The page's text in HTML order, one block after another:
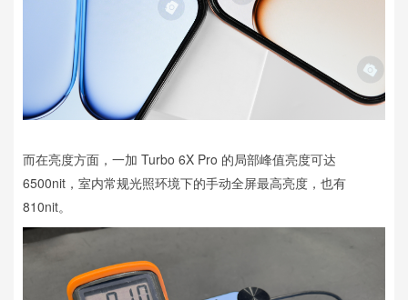
而在亮度方面，一加 Turbo 6X Pro 的局部峰值亮度可达
6500nit，室内常规光照环境下的手动全屏最高亮度，也有
810nit。